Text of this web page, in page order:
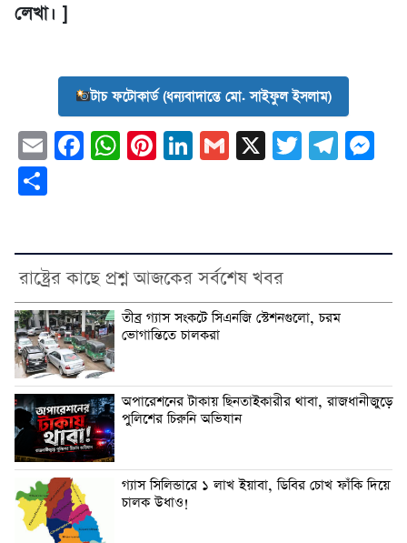
লেখা। ]
টাচ ফটোকার্ড (ধন্যবাদান্তে মো. সাইফুল ইসলাম)
EmailFacebook
WhatsApp
Pinterest
LinkedIn
Gmail
X Twitter
রাষ্ট্রের কাছে প্রশ্ন আজকের সর্বশেষ খবর
তীব্র গ্যাস সংকটে সিএনজি স্টেশনগুলো, চরম
ভোগান্তিতে চালকরা
অপারেশনের টাকায় ছিনতাইকারীর থাবা, রাজধানীজুড়ে
পুলিশের চিরুনি অভিযান
গ্যাস সিলিন্ডারে ১ লাখ ইয়াবা, ডিবির চোখ ফাঁকি দিয়ে
চালক উধাও!